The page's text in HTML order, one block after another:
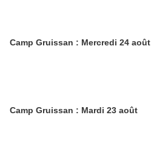
Camp Gruissan : Mercredi 24 août
Camp Gruissan : Mardi 23 août